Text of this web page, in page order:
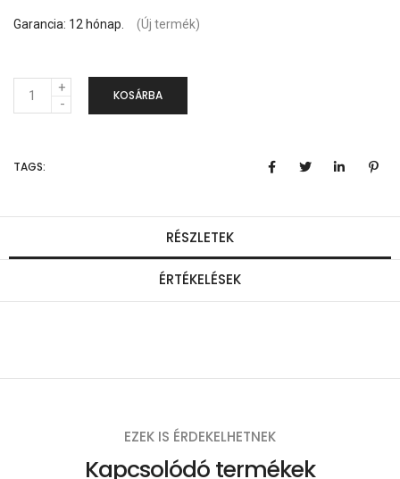
Garancia: 12 hónap. (Új termék)
e
n
g
KOSÁRBA
TAGS:
RÉSZLETEK
ÉRTÉKELÉSEK
EZEK IS ÉRDEKELHETNEK
Kapcsolódó termékek